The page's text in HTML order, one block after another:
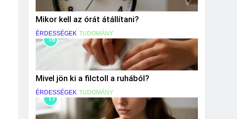
Mikor kell az órát átállítani?
ÉRDESSÉGEK TUDOMÁNY
16
Mivel jön ki a filctoll a ruhából?
ÉRDESSÉGEK TUDOMÁNY
17